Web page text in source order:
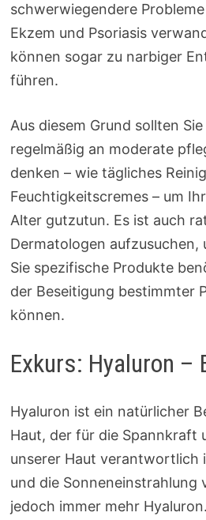
schwerwiegendere
Ekzem und Psoriasis
können sogar zu narbiger
führen.
Aus diesem Grund sollten
regelmäßig an moderate
denken – wie tägliches
Feuchtigkeitscremes – um
Alter gutzutun. Es ist auch
Dermatologen aufzusuchen,
Sie spezifische Produkte
der Beseitigung bestimmter
können.
Exkurs: Hyaluron
Hyaluron ist ein natürlicher
Haut, der für die Spannkraft
unserer Haut verantwortlich
und die Sonneneinstrahlung
jedoch immer mehr